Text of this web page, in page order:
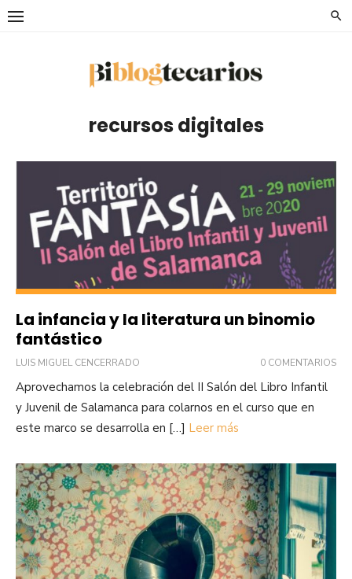
Saltar
recursos digitales
La infancia y la literatura un binomio
fantástico
LUIS MIGUEL CENCERRADO 0 COMENTARIOS
Aprovechamos la celebración del II Salón del Libro Infantil
y Juvenil de Salamanca para colarnos en el curso que en
este marco se desarrolla en […] Leer más